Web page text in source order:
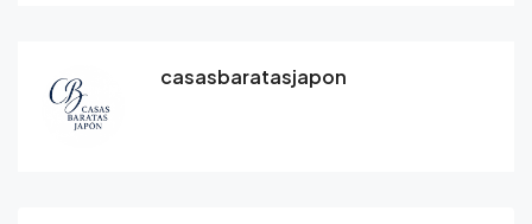
casasbaratasjapon